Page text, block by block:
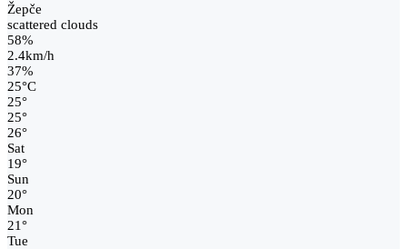
Žepče
scattered clouds
58%
2.4km/h
37%
25°C
25°
25°
26°
Sat
19°
Sun
20°
Mon
21°
Tue